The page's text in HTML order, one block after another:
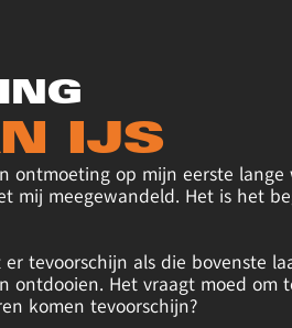
IJS
ontmoeting op mijn eerste
mij meegewandeld. Het is het
tevoorschijn als die bovenste
Het vraagt moed om
komen tevoorschijn?